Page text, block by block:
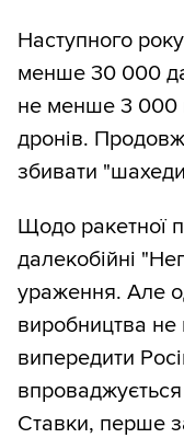
Наступного
менше 30 000
не менше 3 000
дронів.
збивати
Щодо ракетної
далекобійні
ураження. Але
виробництва не
випередити
Ставки, перше